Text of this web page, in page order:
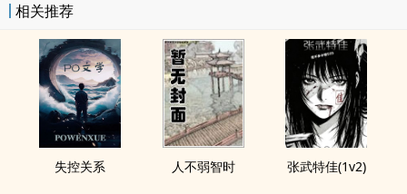
相关推荐
失控关系 人不弱智时 张武特佳(1v2)